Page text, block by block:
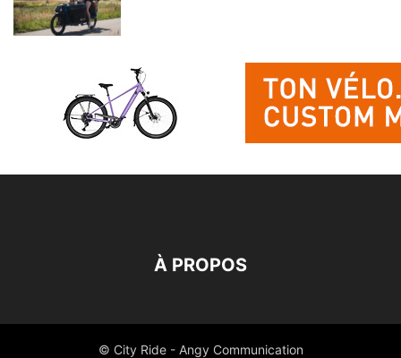
À PROPOS
© City Ride - Angy Communication